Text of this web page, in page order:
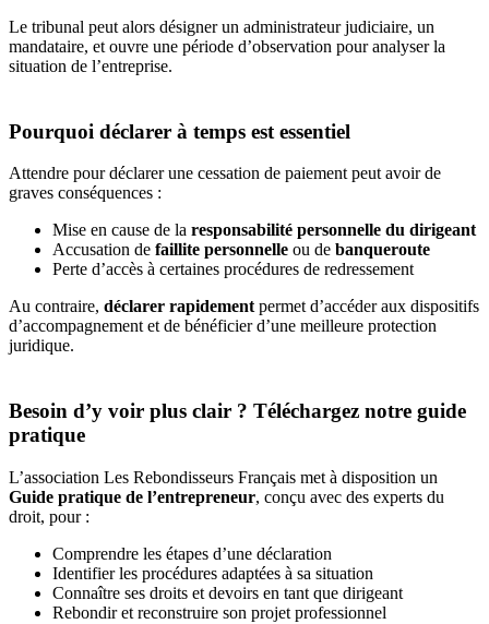
Le tribunal peut alors désigner un administrateur judiciaire, un
mandataire, et ouvre une période d’observation pour analyser la
situation de l’entreprise.
Pourquoi déclarer à temps est essentiel
Attendre pour déclarer une cessation de paiement peut avoir de
graves conséquences :
Mise en cause de la responsabilité personnelle du dirigeant
Accusation de faillite personnelle ou de banqueroute
Perte d’accès à certaines procédures de redressement
Au contraire, déclarer rapidement permet d’accéder aux dispositifs
d’accompagnement et de bénéficier d’une meilleure protection
juridique.
Besoin d’y voir plus clair ? Téléchargez notre guide
pratique
L’association Les Rebondisseurs Français met à disposition un
Guide pratique de l’entrepreneur, conçu avec des experts du
droit, pour :
Comprendre les étapes d’une déclaration
Identifier les procédures adaptées à sa situation
Connaître ses droits et devoirs en tant que dirigeant
Rebondir et reconstruire son projet professionnel